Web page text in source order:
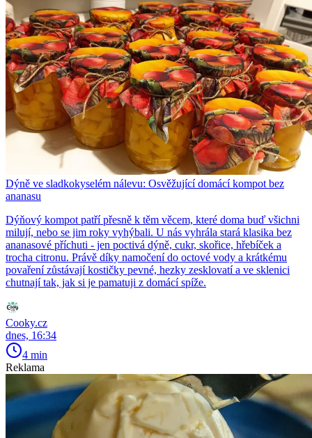
Dýně ve sladkokyselém nálevu: Osvěžující domácí kompot bez
ananasu
Dýňový kompot patří přesně k těm věcem, které doma buď všichni
milují, nebo se jim roky vyhýbali. U nás vyhrála stará klasika bez
ananasové příchuti - jen poctivá dýně, cukr, skořice, hřebíček a
trocha citronu. Právě díky namočení do octové vody a krátkému
povaření zůstávají kostičky pevné, hezky zesklovatí a ve sklenici
chutnají tak, jak si je pamatuji z domácí spíže.
Cooky.cz
dnes, 16:34
4 min
Reklama